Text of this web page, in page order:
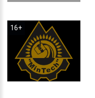
16+